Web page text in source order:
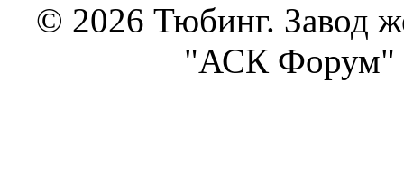
© 2026 Тюбинг. Завод
"АСК Форум"